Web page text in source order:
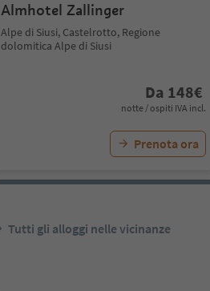
Almhotel Zallinger
Alpe di Siusi, Castelrotto, Regione
dolomitica Alpe di Siusi
Da 148€
notte / ospiti IVA incl.
Prenota ora
Tutti gli alloggi nelle vicinanze